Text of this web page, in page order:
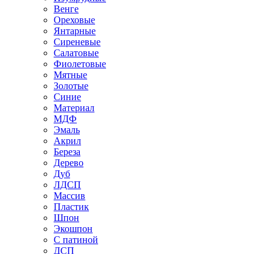
Венге
Ореховые
Янтарные
Сиреневые
Салатовые
Фиолетовые
Мятные
Золотые
Синие
Материал
МДФ
Эмаль
Акрил
Береза
Дерево
Дуб
ЛДСП
Массив
Пластик
Шпон
Экошпон
С патиной
ДСП